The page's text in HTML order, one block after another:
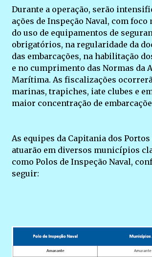
Durante a operação, serão
ações de Inspeção Naval, com foco
do uso de equipamentos de
obrigatórios, na regularidade da
das embarcações, na habilitação
e no cumprimento das Normas da
Marítima. As fiscalizações
marinas, trapiches, iate clubes e
maior concentração de
As equipes da Capitania dos
atuarão em diversos municípios
como Polos de Inspeção Naval,
seguir: